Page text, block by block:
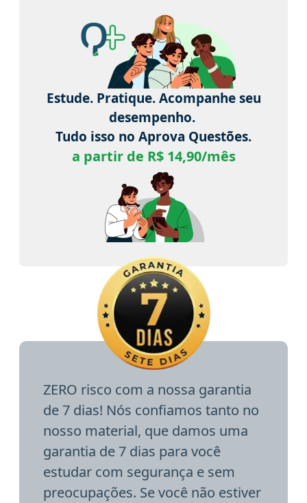
Estude. Pratique. Acompanhe seu
desempenho.
Tudo isso no Aprova Questões.
a partir de R$ 14,90/mês
ZERO risco com a nossa garantia
de 7 dias! Nós confiamos tanto no
nosso material, que damos uma
garantia de 7 dias para você
estudar com segurança e sem
preocupações. Se você não estiver